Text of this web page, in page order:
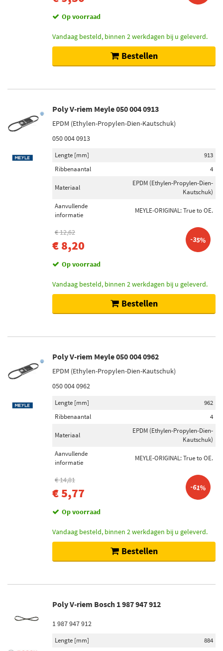
Op voorraad
Vandaag besteld, binnen 2 werkdagen bij u geleverd.
Bestellen
Poly V-riem Meyle 050 004 0913
EPDM (Ethylen-Propylen-Dien-Kautschuk)
050 004 0913
Lengte [mm]
913
Ribbenaantal
4
Materiaal
EPDM (Ethylen-Propylen-Dien-
Kautschuk)
Aanvullende
informatie
MEYLE-ORIGINAL: True to OE.
€ 12,62
€ 8,20 -35%
Op voorraad
Vandaag besteld, binnen 2 werkdagen bij u geleverd.
Bestellen
Poly V-riem Meyle 050 004 0962
EPDM (Ethylen-Propylen-Dien-Kautschuk)
050 004 0962
Lengte [mm]
962
Ribbenaantal
4
Materiaal
EPDM (Ethylen-Propylen-Dien-
Kautschuk)
Aanvullende
informatie
MEYLE-ORIGINAL: True to OE.
€ 14,81
€ 5,77 -61%
Op voorraad
Vandaag besteld, binnen 2 werkdagen bij u geleverd.
Bestellen
Poly V-riem Bosch 1 987 947 912
1 987 947 912
Lengte [mm]
884